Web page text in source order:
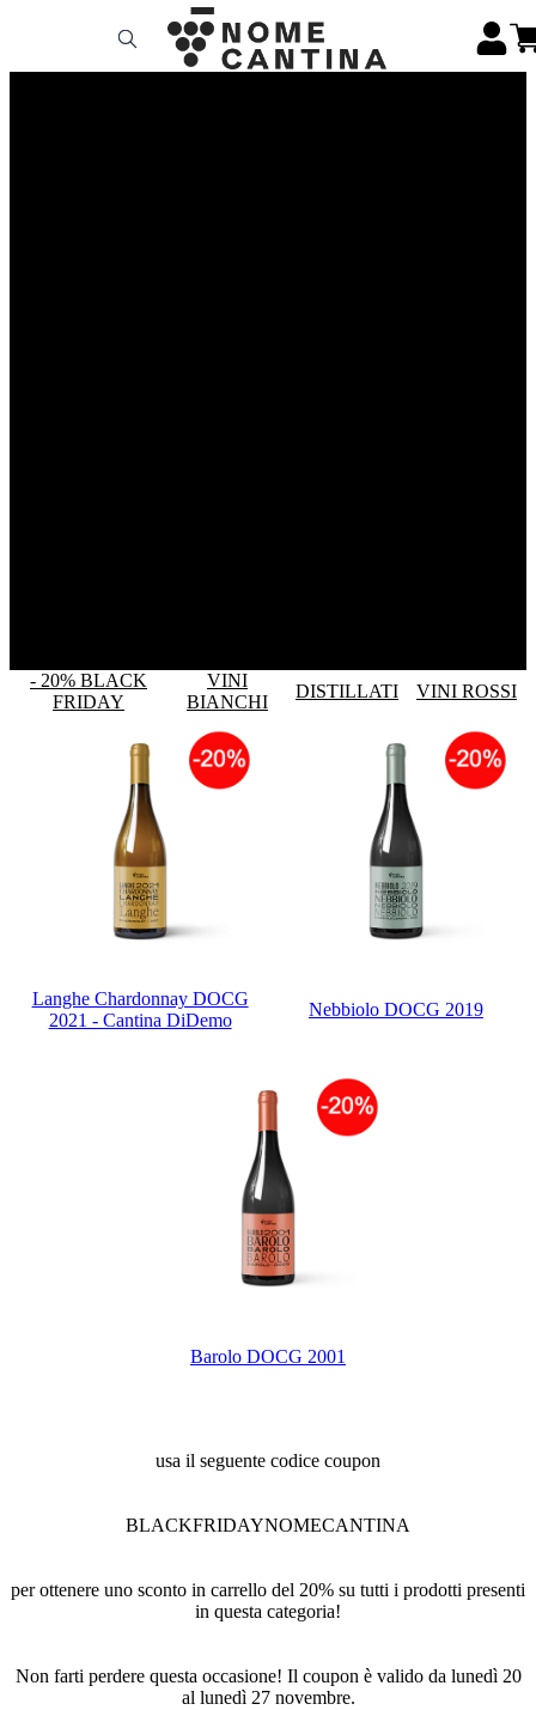
- 20% BLACK
FRIDAY
VINI
BIANCHI
DISTILLATI VINI ROSSI
Langhe Chardonnay DOCG
2021 - Cantina DiDemo
Nebbiolo DOCG 2019
Barolo DOCG 2001
usa il seguente codice coupon
BLACKFRIDAYNOMECANTINA
per ottenere uno sconto in carrello del 20% su tutti i prodotti presenti
in questa categoria!
Non farti perdere questa occasione! Il coupon è valido da lunedì 20
al lunedì 27 novembre.